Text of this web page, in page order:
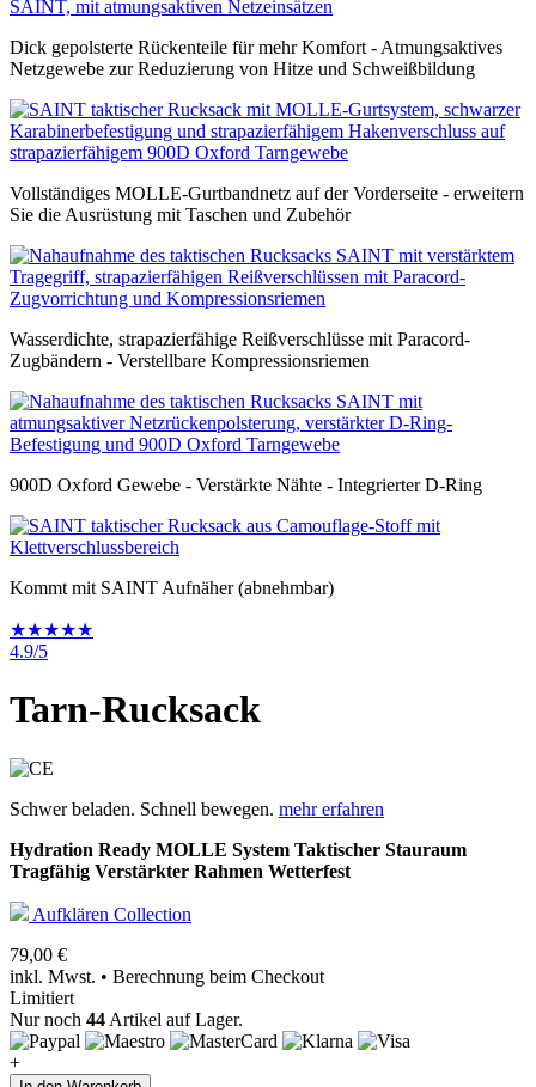
Dick gepolsterte Rückenteile für mehr Komfort - Atmungsaktives
Netzgewebe zur Reduzierung von Hitze und Schweißbildung
Vollständiges MOLLE-Gurtbandnetz auf der Vorderseite - erweitern
Sie die Ausrüstung mit Taschen und Zubehör
Wasserdichte, strapazierfähige Reißverschlüsse mit Paracord-
Zugbändern - Verstellbare Kompressionsriemen
900D Oxford Gewebe - Verstärkte Nähte - Integrierter D-Ring
Kommt mit SAINT Aufnäher (abnehmbar)
★★★★★
4.9/5
Tarn-Rucksack
Schwer beladen. Schnell bewegen. mehr erfahren
Hydration Ready MOLLE System Taktischer Stauraum
Tragfähig Verstärkter Rahmen Wetterfest
Aufklären Collection
79,00 €
inkl. Mwst. • Berechnung beim Checkout
Limitiert
Nur noch 44 Artikel auf Lager.
+
Tarn-